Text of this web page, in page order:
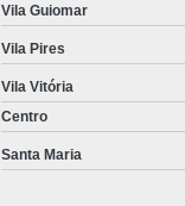
Vila Guiomar
Vila Pires
Vila Vitória
Centro
Santa Maria